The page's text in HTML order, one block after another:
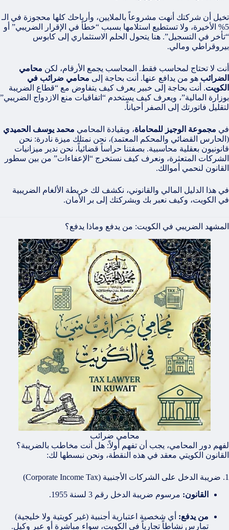
تخيل أن شركتك أنهت مشروعاً بالملايين، وأرباحك كلها محجوزة في الـ
5% الأخيرة، ولا تستطيع استلامها بسبب “خطأ في الإقرار الضريبي” أو
“تأخر في التسجيل”. هنا يتحول الحلم الاستثماري إلى كابوس
بيروقراطي ومالي.
أنت لا تحتاج لمحاسب فقط. المحاسب يجمع الأرقام، لكن محامي
الضرائب هو من يدافع عنها. أنت بحاجة إلى محامي ضرائب في
الكويت. أنت بحاجة إلى خبير يعرف كيف يتفاوض مع “قطاع الضريبة
بوزارة المالية”، ويعرف كيف يستخدم “اتفاقيات منع الازدواج الضريبي”
لتقليل فاتورتك إلى الصفر أحياناً.
في مجموعة الوجيز للمحاماة، وبقيادة المحامي محمد يوسف الحميدي
(الحارس القضائي والمحكم المعتمد)، نحن نمتلك ميزة نادرة: نحن
قانونيون بعقلية محاسبية. بصفتنا حراساً قضائياً، نحن ندير ميزانيات
الشركات المتعثرة، ونعرف كيف نستخرج “الإعفاءات” من بين سطور
القانون لنحمي أموالك.
في هذا الدليل المالي والقانوني، نكشف لك خريطة الألغام الضريبية
في الكويت، وكيف نعبر بك وبشركتك إلى بر الأمان.
المشهد الضريبي في الكويت: من يدفع وماذا يدفع؟
محامي ضرائب
لفهم دور المحامي، يجب أن تفهم أولاً: هل أنت مخاطب بالضريبة؟
القانون الكويتي معقد في هذه النقطة، ونحن نبسطها لك:
1. ضريبة الدخل على الشركات الأجنبية (Corporate Income Tax)
القانون: مرسوم ضريبة الدخل رقم 3 لسنة 1955.
من يدفع: أي شخصية اعتبارية أجنبية (غير كويتية ولا خليجية)
تمارس نشاطاً تجارياً في الكويت، سواء مباشرة أو عبر وكيل.